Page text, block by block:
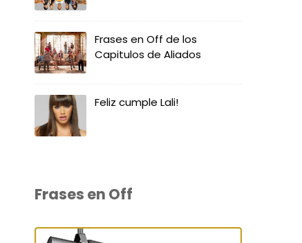
Frases en Off de los
Capitulos de Aliados
Feliz cumple Lali!
Frases en Off